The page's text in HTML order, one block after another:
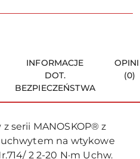
INFORMACJE
DOT.
BEZPIECZEŃSTWA
(0)
serii MANOSKOP® z
na wtykowe
2 2-20 N·m Uchw.